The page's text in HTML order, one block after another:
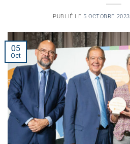
PUBLIÉ LE 5 OCTOBRE 2023
05
Oct